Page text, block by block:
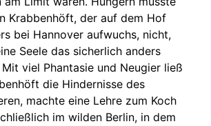
Krabbenhöft, der auf dem Hof
bei Hannover aufwuchs, nicht,
Seele das sicherlich anders
viel Phantasie und Neugier ließ
die Hindernisse des
machte eine Lehre zum Koch
im wilden Berlin, in dem